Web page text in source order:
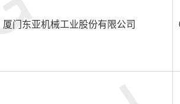
厦门东亚机械工业股份有限公司